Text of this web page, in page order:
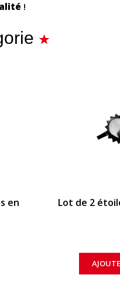
!
en Lot de 2